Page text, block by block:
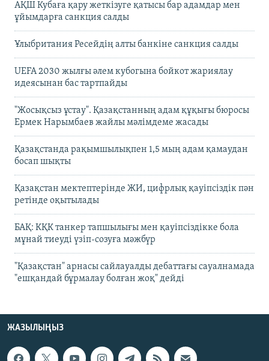
АҚШ Кубаға қару жеткізуге қатысы бар адамдар мен
ұйымдарға санкция салды
Ұлыбритания Ресейдің алты банкіне санкция салды
UEFA 2030 жылғы әлем кубогына бойкот жариялау
идеясынан бас тартпайды
"Жосықсыз ұстау". Қазақстанның адам құқығы бюросы
Ермек Нарымбаев жайлы мәлімдеме жасады
Қазақстанда рақымшылықпен 1,5 мың адам қамаудан
босап шықты
Қазақстан мектептерінде ЖИ, цифрлық қауіпсіздік пән
ретінде оқытылады
БАҚ: КҚК танкер тапшылығы мен қауіпсіздікке бола
мұнай тиеуді үзіп-созуға мәжбүр
"Қазақстан" арнасы сайлауалды дебаттағы сауалнамада
"ешқандай бұрмалау болған жоқ" дейді
ЖАЗЫЛЫҢЫЗ